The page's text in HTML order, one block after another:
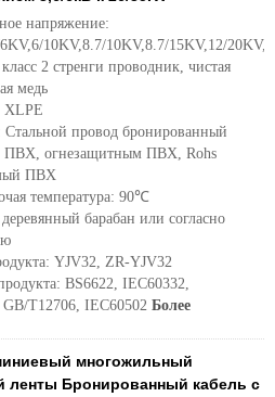
напряжение:
10KV,8.7/10KV,8.7/15KV,12/
2 стренги проводник, чистая
медь
XLPE
провод бронированный
ПВХ, огнезащитным ПВХ, Rohs
ПВХ
температура: 90℃
барабан или согласно
YJV32, ZR-YJV32
BS6622, IEC60332,
T12706, IEC60502 Более
многожильный
ленты Бронированный кабель с